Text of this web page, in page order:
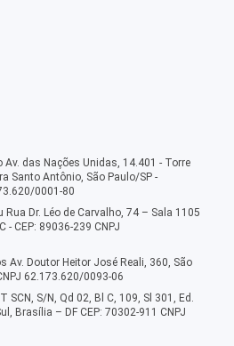
Av. das Nações Unidas, 14.401 - Torre
Santo Antônio, São Paulo/SP -
0001-80
Rua Dr. Léo de Carvalho, 74 – Sala 1105
- CEP: 89036-239 CNPJ
Av. Doutor Heitor José Reali, 360, São
62.173.620/0093-06
SCN, S/N, Qd 02, Bl C, 109, Sl 301, Ed.
Brasília – DF CEP: 70302-911 CNPJ